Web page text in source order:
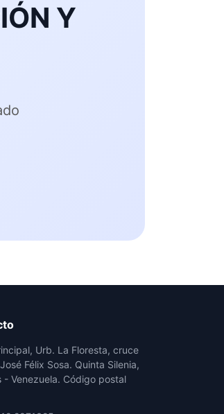
Y
Urb. La Floresta, cruce
Félix Sosa. Quinta Silenia,
- Venezuela. Código postal